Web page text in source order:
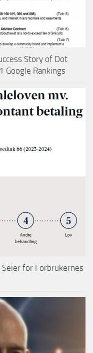
Story of Dot
Google Rankings
for Forbrukernes